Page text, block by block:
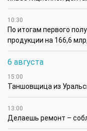
10:30
По итогам первого
продукции на 166,6
6 августа
15:00
Таншовщица из
13:00
Делаешь ремонт –